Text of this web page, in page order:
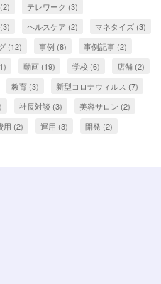
(2) テレワーク (3)
(3) ヘルスケア (2) マネタイズ(3)
(12) 事例 (8) 事例記事(2)
動画(19) 学校(6) 店舗(2)
教育(3) 新型コロナウィルス (7)
社長対談 (3) 美容サロン (2)
用 (2) 運用 (3) 開発(2)